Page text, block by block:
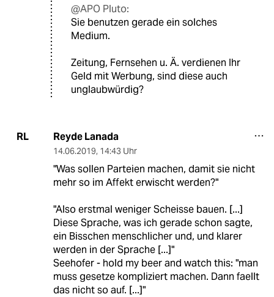
@APO Pluto:
Sie benutzen gerade ein solches
Medium.
Zeitung, Fernsehen u. Ä. verdienen Ihr
Geld mit Werbung, sind diese auch
unglaubwürdig?
RL Reyde Lanada
14.06.2019, 14:43 Uhr
"Was sollen Parteien machen, damit sie nicht
mehr so im Affekt erwischt werden?"
"Also erstmal weniger Scheisse bauen. [...]
Diese Sprache, was ich gerade schon sagte,
ein Bisschen menschlicher und, und klarer
werden in der Sprache [...]"
Seehofer - hold my beer and watch this: "man
muss gesetze kompliziert machen. Dann faellt
das nicht so auf. [...]"